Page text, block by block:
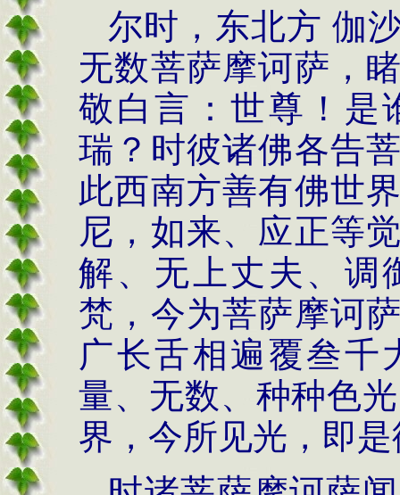
尔时，东北方 伽
无数菩萨摩诃萨，
敬白言：世尊！是
瑞？时彼诸佛各告
此西南方善有佛世
尼，如来、应正等
解、无上丈夫、调
梵，今为菩萨摩诃
广长舌相遍覆叁千
量、无数、种种色
界，今所见光，即